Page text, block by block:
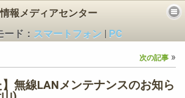
情報メディアセンター
ード： スマートフォン
PC
次の記事 »
】無線LANメンテナンスのお知ら